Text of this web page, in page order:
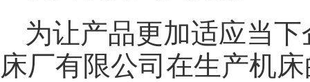
为让产品更加适应当
床厂有限公司在生产机